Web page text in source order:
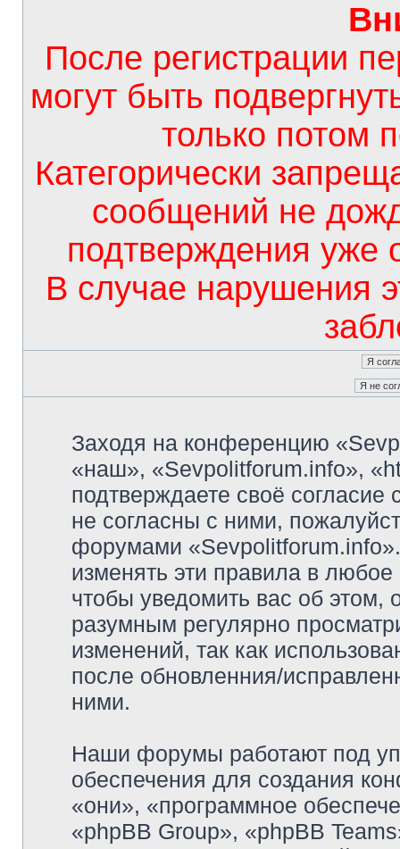
После регистрации
могут быть
только потом
Категорически
сообщений не
подтверждения уже
В случае нарушения
Заходя на конференцию
«наш», «Sevpolitforum.info»,
подтверждаете своё
не согласны с ними,
форумами
изменять эти правила в
чтобы уведомить вас об
разумным регулярно
изменений, так как
после обновленния/
ними.
Наши форумы работают под
обеспечения для создания
«они», «программное
«phpBB Group», «phpBB